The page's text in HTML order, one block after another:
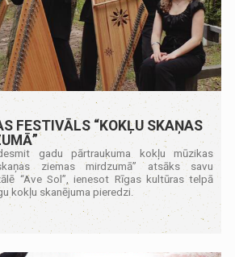
FESTIVĀLS “KOKĻU SKAŅAS
gadu pārtraukuma kokļu mūzikas
ziemas mirdzumā” atsāks savu
“Ave Sol”, ienesot Rīgas kultūras telpā
kokļu skanējuma pieredzi.